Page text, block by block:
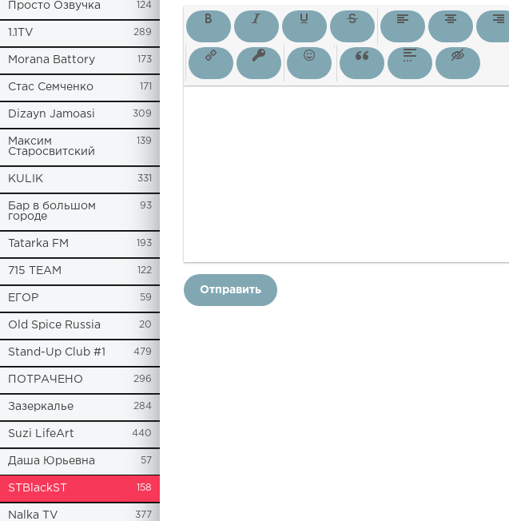
Просто Озвучка 124
1.1TV 289
Morana Battory 173
Стас Семченко 171
Dizayn Jamoasi 309
Максим
Старосвитский
139
KULIK 331
Бар в большом
городе
93
Tatarka FM 193
715 TEAM 122
ЕГОР 59
Old Spice Russia 20
Stand-Up Club #1 479
ПОТРАЧЕНО 296
Зазеркалье 284
Suzi LifeArt 440
Даша Юрьевна 57
STBlackST 158
Nalka TV 377
Отправить